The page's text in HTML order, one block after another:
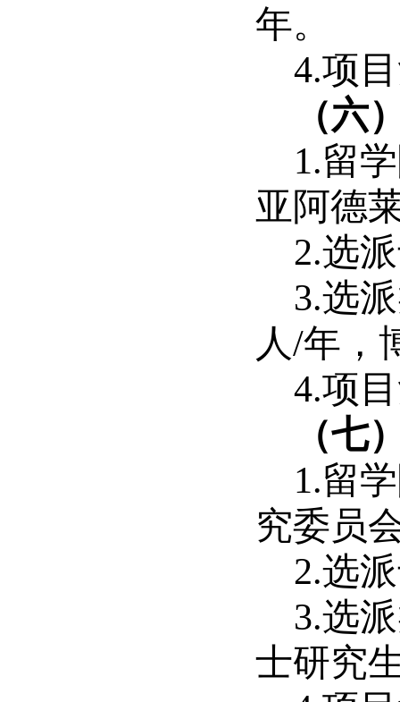
年。
4.项
（六
1.留
亚阿德
2.选
3.选
人/年，
4.项
（七
1.留
究委员
2.选
3.选
士研究